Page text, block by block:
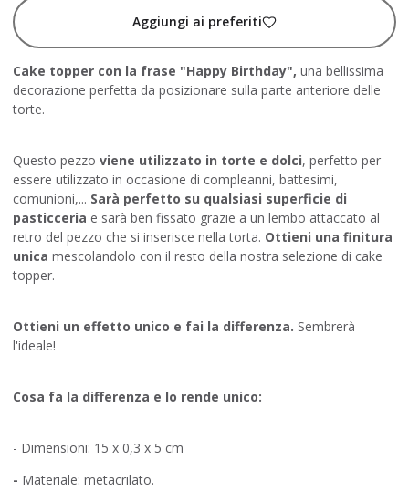
Aggiungi ai preferiti
Cake topper con la frase "Happy Birthday", una bellissima
decorazione perfetta da posizionare sulla parte anteriore delle
torte.
Questo pezzo viene utilizzato in torte e dolci, perfetto per
essere utilizzato in occasione di compleanni, battesimi,
comunioni,... Sarà perfetto su qualsiasi superficie di
pasticceria e sarà ben fissato grazie a un lembo attaccato al
retro del pezzo che si inserisce nella torta. Ottieni una finitura
unica mescolandolo con il resto della nostra selezione di cake
topper.
Ottieni un effetto unico e fai la differenza. Sembrerà
l'ideale!
Cosa fa la differenza e lo rende unico:
- Dimensioni: 15 x 0,3 x 5 cm
- Materiale: metacrilato.